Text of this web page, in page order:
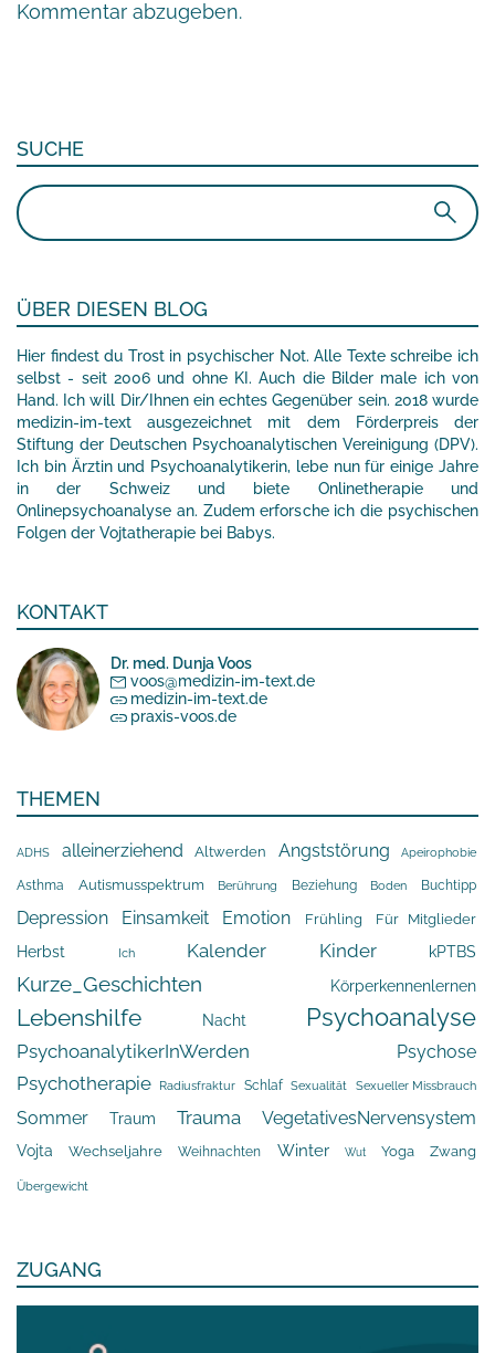
Kommentar abzugeben.
SUCHE
Suchen
nach:
ÜBER DIESEN BLOG
Hier findest du Trost in psychischer Not. Alle Texte schreibe ich
selbst - seit 2006 und ohne KI. Auch die Bilder male ich von
Hand. Ich will Dir/Ihnen ein echtes Gegenüber sein. 2018 wurde
medizin-im-text ausgezeichnet mit dem Förderpreis der
Stiftung der Deutschen Psychoanalytischen Vereinigung (DPV).
Ich bin Ärztin und Psychoanalytikerin, lebe nun für einige Jahre
in der Schweiz und biete Onlinetherapie und
Onlinepsychoanalyse an. Zudem erforsche ich die psychischen
Folgen der Vojtatherapie bei Babys.
KONTAKT
Dr. med. Dunja Voos
voos@medizin-im-text.de
medizin-im-text.de
praxis-voos.de
THEMEN
ADHS alleinerziehend Altwerden Angststörung Apeirophobie
Asthma Autismusspektrum Berührung Beziehung Boden Buchtipp
Depression Einsamkeit Emotion Frühling Für Mitglieder
Herbst Ich Kalender Kinder kPTBS
Kurze_Geschichten Körperkennenlernen
Lebenshilfe Nacht Psychoanalyse
PsychoanalytikerInWerden Psychose
Psychotherapie Radiusfraktur Schlaf Sexualität Sexueller Missbrauch
Sommer Traum Trauma VegetativesNervensystem
Vojta Wechseljahre Weihnachten Winter Wut Yoga Zwang
Übergewicht
ZUGANG